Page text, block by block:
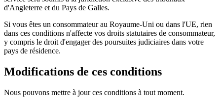
d'Angleterre et du Pays de Galles.
Si vous êtes un consommateur au Royaume-Uni ou dans l'UE, rien
dans ces conditions n'affecte vos droits statutaires de consommateur,
y compris le droit d'engager des poursuites judiciaires dans votre
pays de résidence.
Modifications de ces conditions
Nous pouvons mettre à jour ces conditions à tout moment.